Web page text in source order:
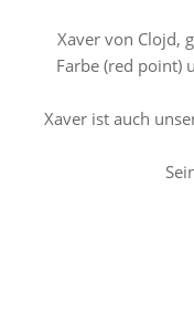
Xaver von Clojd,
Farbe (red point)
Xaver ist auch